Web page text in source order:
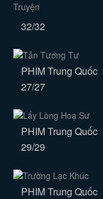
32/32
PHIM Trung Quốc
27/27
PHIM Trung Quốc
29/29
PHIM Trung Quốc